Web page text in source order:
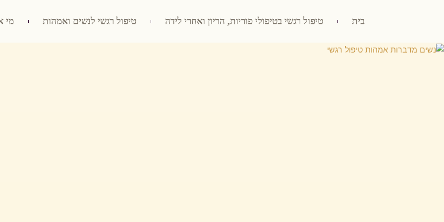
בית טיפול רגשי בטיפולי פוריות, הריון ואחרי לידה טיפול רגשי לנשים ואמהות מי